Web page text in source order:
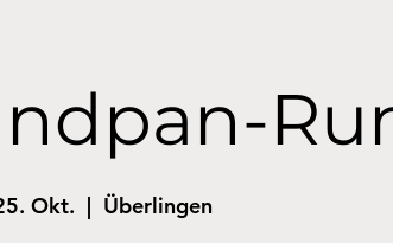
Okt.
  |
Überlingen